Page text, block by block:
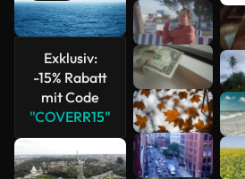
Exklusiv:
-15% Rabatt
mit Code
"COVERR15"